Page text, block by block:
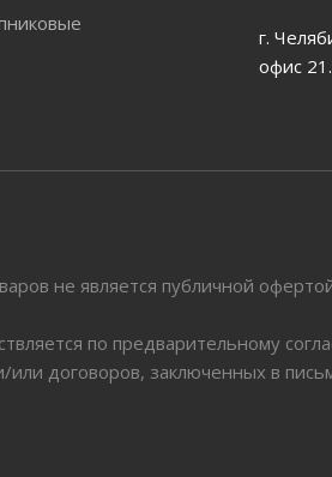
г.
офис 21.
не является публичной
по предварительному
или договоров, заключенных в